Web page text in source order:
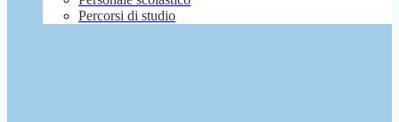
Percorsi di studio